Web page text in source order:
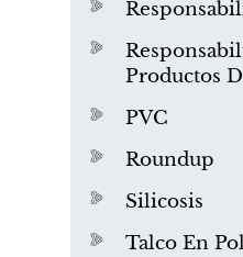
Productos
PVC
Roundup
Silicosis
Talco En